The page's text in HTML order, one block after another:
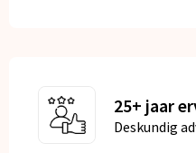
25+ jaar
Deskundig